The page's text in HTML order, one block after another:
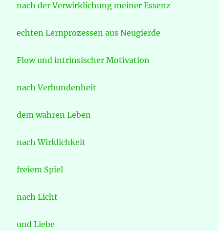
nach der Verwirklichung meiner Essenz
echten Lernprozessen aus Neugierde
Flow und intrinsischer Motivation
nach Verbundenheit
dem wahren Leben
nach Wirklichkeit
freiem Spiel
nach Licht
und Liebe